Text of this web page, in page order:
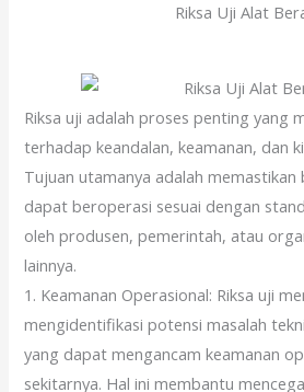
Riksa Uji Alat
Riksa uji adalah proses penting yang
terhadap keandalan, keamanan, dan
Tujuan utamanya adalah
dapat beroperasi sesuai dengan
oleh produsen, pemerintah, atau
lainnya.
1. Keamanan Operasional: Riksa uji
mengidentifikasi potensi masalah
yang dapat mengancam keamanan
sekitarnya. Hal ini membantu